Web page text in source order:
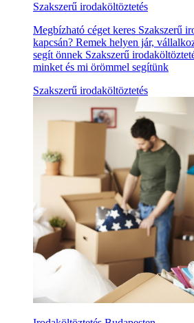
Szakszerű irodaköltöztetés
Megbízható céget keres Szakszerű
kapcsán? Remek helyen jár,
segít önnek Szakszerű
minket és mi örömmel segítünk
Szakszerű irodaköltöztetés